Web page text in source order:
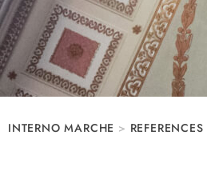
INTERNO MARCHE > REFERENCES